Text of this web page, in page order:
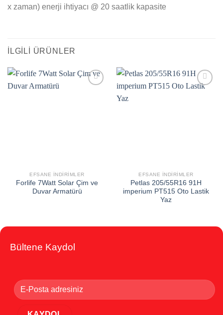
x zaman) enerji ihtiyacı @ 20 saatlik kapasite
İLGILI ÜRÜNLER
EFSANE İNDIRIMLER
Forlife 7Watt Solar Çim ve
Duvar Armatürü
EFSANE İNDIRIMLER
Petlas 205/55R16 91H
imperium PT515 Oto Lastik
Yaz
Bültene Kaydol